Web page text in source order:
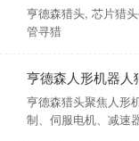
亨德森猎头, 芯片猎
管寻猎
亨德森人形机器人
亨德森猎头聚焦人形
制、伺服电机、减速